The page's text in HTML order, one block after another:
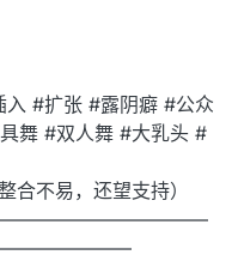
#扩张 #露阴癖 #公众
舞 #双人舞 #大乳头 #
合不易，还望支持）